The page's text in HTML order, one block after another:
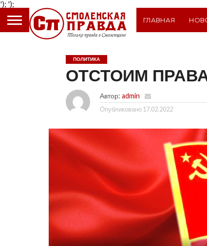
');
ГЛАВНАЯ
ПОЛИТИКА
ОТСТОИМ
Автор: admin
Опубликовано 17.02.2022
');